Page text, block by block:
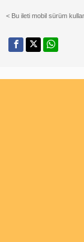
< Bu ileti mobil sürüm